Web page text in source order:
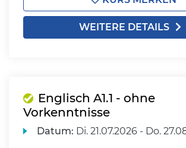
WEITERE DETAILS
Englisch A1.1 - ohne
Vorkenntnisse
Datum: Di. 21.07.2026 - Do.